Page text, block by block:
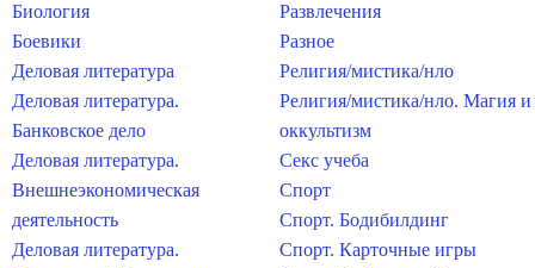
Биология
Боевики
Деловая литература
Деловая литература.
Банковское дело
Деловая литература.
Внешнеэкономическая
деятельность
Деловая литература.
Развлечения
Разное
Религия/мистика/нло
Религия/мистика/нло. Магия и
оккультизм
Секс учеба
Спорт
Спорт. Бодибилдинг
Спорт. Карточные игры